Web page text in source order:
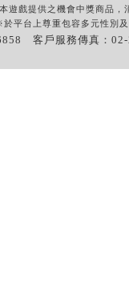
遊戲提供之機會中獎商品，
平台上尊重包容多元性別
客戶服務傳真：